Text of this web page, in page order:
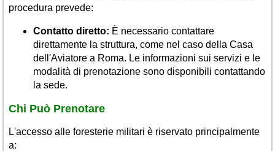
procedura prevede:
Contatto diretto: È necessario contattare
direttamente la struttura, come nel caso della Casa
dell'Aviatore a Roma. Le informazioni sui servizi e le
modalità di prenotazione sono disponibili contattando
la sede.
Chi Può Prenotare
L'accesso alle foresterie militari è riservato principalmente
a: